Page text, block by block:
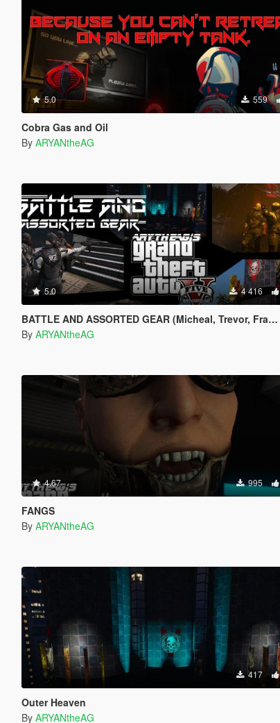
5.0 559
Cobra Gas and Oil
By ARYANtheAG
5.0 4 416
BATTLE AND ASSORTED GEAR (Micheal, Trevor, Franklin)
By ARYANtheAG
4.67 995
FANGS
By ARYANtheAG
417
Outer Heaven
By ARYANtheAG